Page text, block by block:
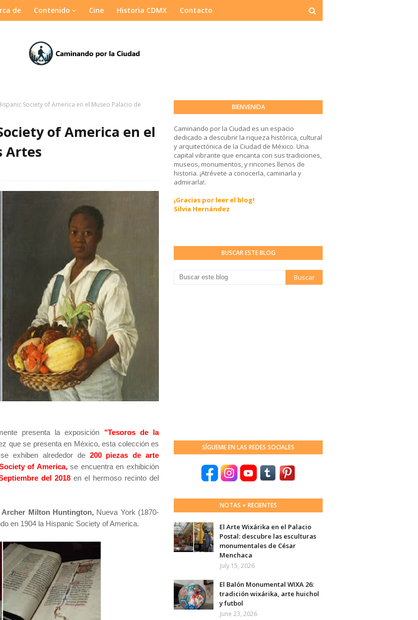
de Contenido Cine Historia CDMX Contacto
Society of America en el Museo Palacio de
of America en el
Artes
presenta la exposición
"Tesoros de la
que se presenta en México, esta colección es
exhiben alrededor de 200 piezas de arte
of America,se encuentra en exhibición
del 2018 en el hermoso recinto del
Archer Milton Huntington, Nueva York (1870-
en 1904 la Hispanic Society of America.
BIENVENIDA
Caminando por la Ciudad es un espacio
dedicado a descubrir la riqueza histórica, cultural
y arquitectónica de la Ciudad de México. Una
capital vibrante que encanta con sus tradiciones,
museos, monumentos, y rincones llenos de
historia. ¡Atrévete a conocerla, caminarla y
admirarla!.
¡Gracias por leer el blog!
Silvia Hernández
BUSCAR ESTE BLOG
SÍGUEME EN LAS REDES SOCIALES
NOTAS + RECIENTES
El Arte Wixárika en el Palacio
Postal: descubre las esculturas
monumentales de César
Menchaca
July 15, 2026
El Balón Monumental WIXA 26:
tradición wixárika, arte huichol
y futbol
June 23, 2026